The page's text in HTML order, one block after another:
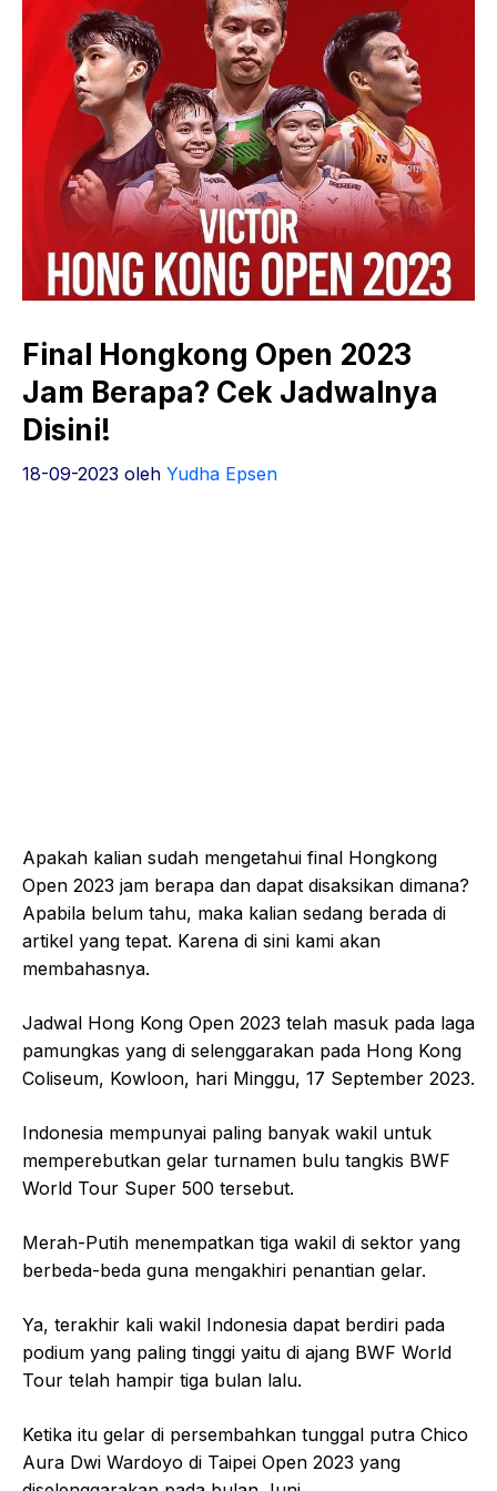
Final Hongkong Open 2023
Jam Berapa? Cek Jadwalnya
Disini!
18-09-2023 oleh Yudha Epsen
Apakah kalian sudah mengetahui final Hongkong
Open 2023 jam berapa dan dapat disaksikan dimana?
Apabila belum tahu, maka kalian sedang berada di
artikel yang tepat. Karena di sini kami akan
membahasnya.
Jadwal Hong Kong Open 2023 telah masuk pada laga
pamungkas yang di selenggarakan pada Hong Kong
Coliseum, Kowloon, hari Minggu, 17 September 2023.
Indonesia mempunyai paling banyak wakil untuk
memperebutkan gelar turnamen bulu tangkis BWF
World Tour Super 500 tersebut.
Merah-Putih menempatkan tiga wakil di sektor yang
berbeda-beda guna mengakhiri penantian gelar.
Ya, terakhir kali wakil Indonesia dapat berdiri pada
podium yang paling tinggi yaitu di ajang BWF World
Tour telah hampir tiga bulan lalu.
Ketika itu gelar di persembahkan tunggal putra Chico
Aura Dwi Wardoyo di Taipei Open 2023 yang